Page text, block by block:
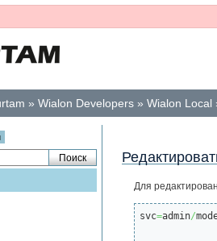
» Wialon Developers » Wialon Local
Для
svc=admin/